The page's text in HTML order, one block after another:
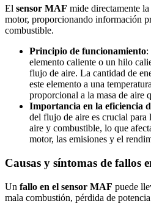
El sensor MAF mide directamente
motor, proporcionando información
combustible.
Principio de funcionamiento:
elemento caliente o un hilo
flujo de aire. La cantidad de
este elemento a una
proporcional a la masa de aire
Importancia en la eficiencia
del flujo de aire es crucial para
aire y combustible, lo que
motor, las emisiones y el
Causas y síntomas de fallos
Un fallo en el sensor MAF puede
mala combustión, pérdida de